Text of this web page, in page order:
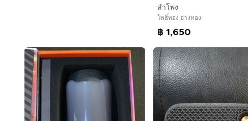
ลำโพง
โพธิ์ทอง อ่างทอง
฿ 1,650